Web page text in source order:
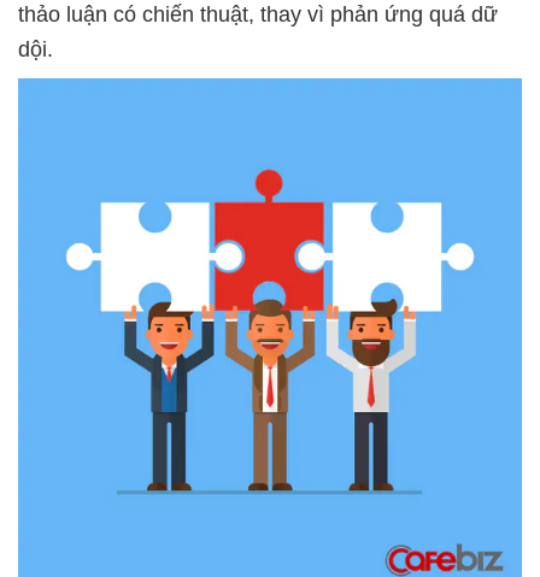
thảo luận có chiến thuật, thay vì phản ứng quá dữ
dội.